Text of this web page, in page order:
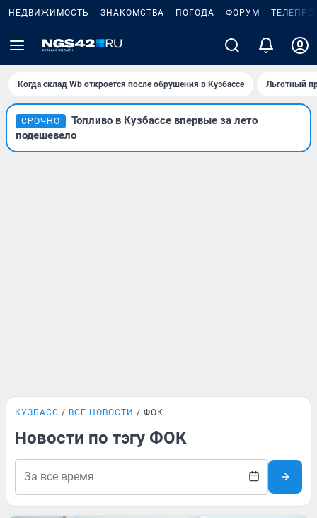
НЕДВИЖИМОСТЬ ЗНАКОМСТВА ПОГОДА ФОРУМ
Когда склад Wb откроется после обрушения в Кузбассе Льготный
СРОЧНО
Топливо в Кузбассе впервые за лето
подешевело
КУЗБАСС ВСЕ НОВОСТИ ФОК
Новости по тэгу ФОК